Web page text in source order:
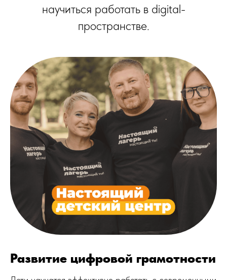
научиться работать в digital-
пространстве.
Развитие цифровой грамотности